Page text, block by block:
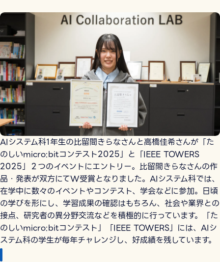
AIシステム科1年生の比留間きらなさんと高橋佳希さんが「た
のしいmicro:bitコンテスト2025」と「IEEE TOWERS
2025」２つのイベントにエントリー。比留間きらなさんの作
品・発表が双方にてW受賞となりました。AIシステム科では、
在学中に数々のイベントやコンテスト、学会などに参加。日頃
の学びを形にし、学習成果の確認はもちろん、社会や業界との
接点、研究者の異分野交流などを積極的に行っています。「た
のしいmicro:bitコンテスト」「IEEE TOWERS」には、AIシ
ステム科の学生が毎年チャレンジし、好成績を残しています。